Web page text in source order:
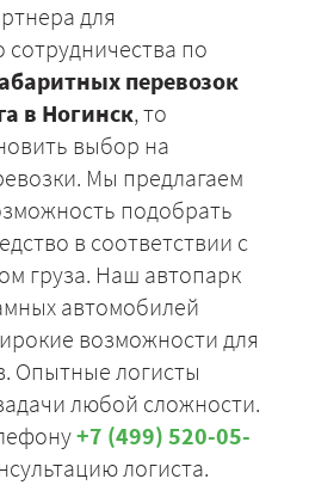
для
по
перевозок
в Ногинск, то
выбор на
Мы предлагаем
подобрать
в соответствии с
груза. Наш автопарк
автомобилей
возможности для
Опытные логисты
любой сложности.
+7 (499) 520-05-
логиста.